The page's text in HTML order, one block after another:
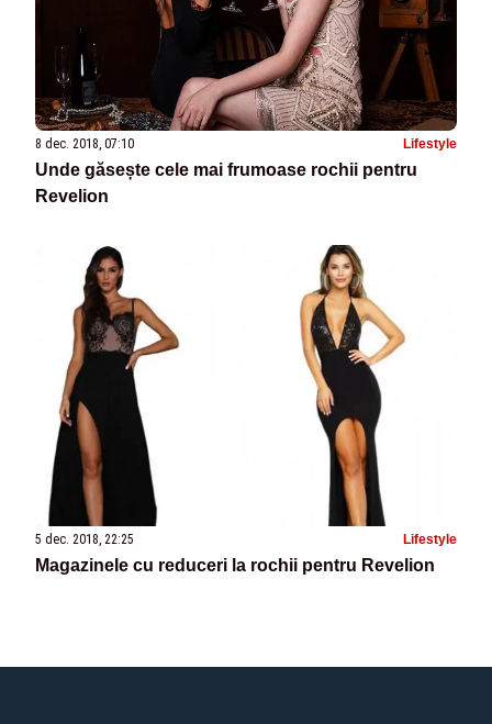
8 dec. 2018, 07:10 Lifestyle
Unde găsește cele mai frumoase rochii pentru
Revelion
5 dec. 2018, 22:25 Lifestyle
Magazinele cu reduceri la rochii pentru Revelion